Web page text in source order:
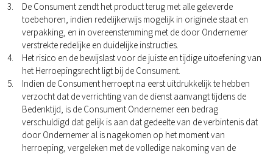
De Consument zendt het product terug met alle geleverde
toebehoren, indien redelijkerwijs mogelijk in originele staat en
verpakking, en in overeenstemming met de door Ondernemer
verstrekte redelijke en duidelijke instructies.
Het risico en de bewijslast voor de juiste en tijdige uitoefening van
het Herroepingsrecht ligt bij de Consument.
Indien de Consument herroept na eerst uitdrukkelijk te hebben
verzocht dat de verrichting van de dienst aanvangt tijdens de
Bedenktijd, is de Consument Ondernemer een bedrag
verschuldigd dat gelijk is aan dat gedeelte van de verbintenis dat
door Ondernemer al is nagekomen op het moment van
herroeping, vergeleken met de volledige nakoming van de